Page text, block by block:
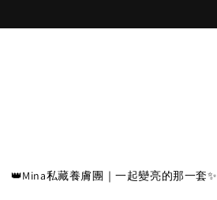
👑Mina私藏養膚團｜一起變亮的那一套✨